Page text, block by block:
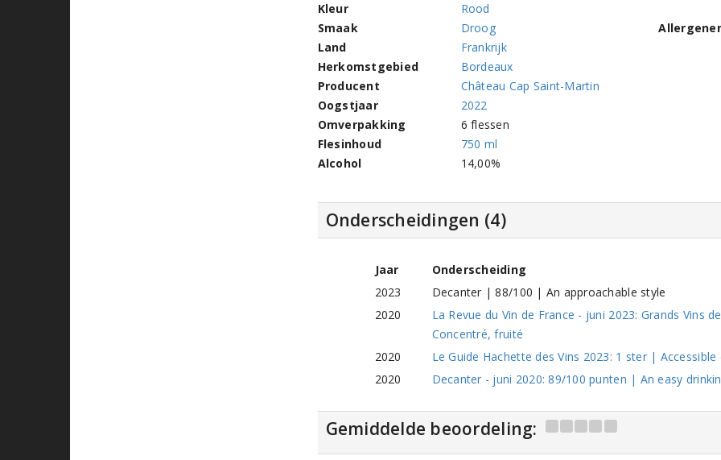
Kleur
Rood
Smaak
Droog
Land
Frankrijk
Herkomstgebied
Bordeaux
Producent
Château Cap Saint-Martin
Oogstjaar
2022
Omverpakking
6 flessen
Flesinhoud
750 ml
Alcohol
14,00%
Onderscheidingen (4)
Jaar
Onderscheiding
2023
Decanter | 88/100 | An approachable style
2020
La Revue du Vin de France - juni 2023: Grands
Concentré, fruité
2020
Le Guide Hachette des Vins 2023: 1 ster |
2020
Decanter - juni 2020: 89/100 punten | An easy
Gemiddelde beoordeling: